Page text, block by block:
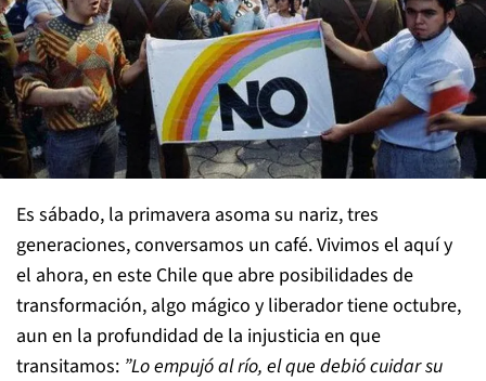
Es sábado, la primavera asoma su nariz, tres
generaciones, conversamos un café. Vivimos el aquí y
el ahora, en este Chile que abre posibilidades de
transformación, algo mágico y liberador tiene octubre,
aun en la profundidad de la injusticia en que
transitamos: ”Lo empujó al río, el que debió cuidar su